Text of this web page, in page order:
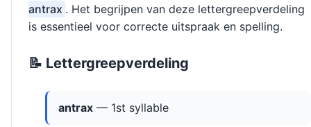
antrax . Het begrijpen van deze lettergreepverdeling
is essentieel voor correcte uitspraak en spelling.
📝 Lettergreepverdeling
antrax — 1st syllable